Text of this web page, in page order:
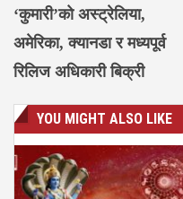
‘कुमारी’को अस्ट्रेलिया,
अमेरिका, क्यानडा र मध्यपूर्व
रिलिज अधिकारी बिक्री
YOU MIGHT ALSO LIKE